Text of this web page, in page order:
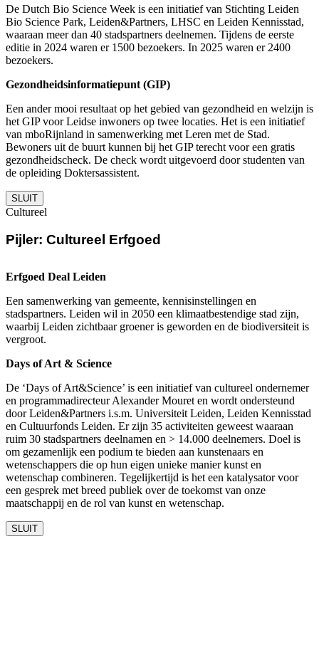
De Dutch Bio Science Week is een initiatief van Stichting Leiden
Bio Science Park, Leiden&Partners, LHSC en Leiden Kennisstad,
waaraan meer dan 40 stadspartners deelnemen. Tijdens de eerste
editie in 2024 waren er 1500 bezoekers. In 2025 waren er 2400
bezoekers.
Gezondheidsinformatiepunt (GIP)
Een ander mooi resultaat op het gebied van gezondheid en welzijn is
het GIP voor Leidse inwoners op twee locaties. Het is een initiatief
van mboRijnland in samenwerking met Leren met de Stad.
Bewoners uit de buurt kunnen bij het GIP terecht voor een gratis
gezondheidscheck. De check wordt uitgevoerd door studenten van
de opleiding Doktersassistent.
SLUIT
Cultureel
Pijler: Cultureel Erfgoed
Erfgoed Deal Leiden
Een samenwerking van gemeente, kennisinstellingen en
stadspartners. Leiden wil in 2050 een klimaatbestendige stad zijn,
waarbij Leiden zichtbaar groener is geworden en de biodiversiteit is
vergroot.
Days of Art & Science
De ‘Days of Art&Science’ is een initiatief van cultureel ondernemer
en programmadirecteur Alexander Mouret en wordt ondersteund
door Leiden&Partners i.s.m. Universiteit Leiden, Leiden Kennisstad
en Cultuurfonds Leiden. Er zijn 35 activiteiten geweest waaraan
ruim 30 stadspartners deelnamen en > 14.000 deelnemers. Doel is
om gezamenlijk een podium te bieden aan kunstenaars en
wetenschappers die op hun eigen unieke manier kunst en
wetenschap combineren. Tegelijkertijd is het een katalysator voor
een gesprek met breed publiek over de toekomst van onze
maatschappij en de rol van kunst en wetenschap.
SLUIT